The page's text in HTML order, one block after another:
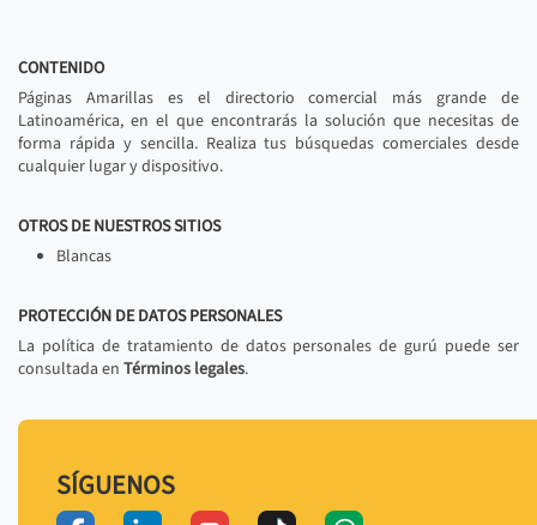
CONTENIDO
Páginas Amarillas es el directorio comercial más grande de
Latinoamérica, en el que encontrarás la solución que necesitas de
forma rápida y sencilla. Realiza tus búsquedas comerciales desde
cualquier lugar y dispositivo.
OTROS DE NUESTROS SITIOS
Blancas
PROTECCIÓN DE DATOS PERSONALES
La política de tratamiento de datos personales de gurú puede ser
consultada en Términos legales.
SÍGUENOS